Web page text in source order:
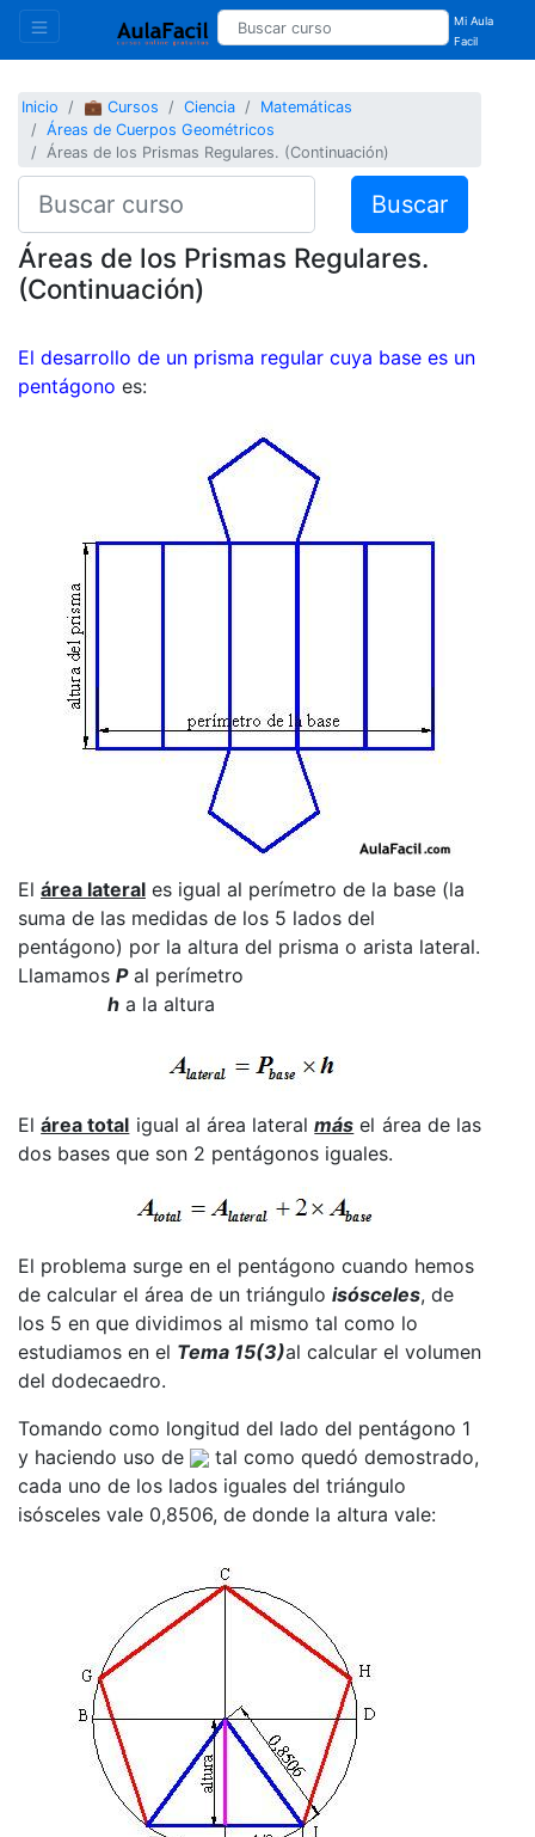
Mi Aula
Facil
Inicio 💼 Cursos Ciencia
Matemáticas
Áreas de Cuerpos Geométricos
Áreas de los Prismas Regulares. (Continuación)
Buscar
Áreas de los Prismas Regulares.
(Continuación)
El desarrollo de un prisma regular cuya base es un
pentágono es:
El área lateral es igual al perímetro de la base (la
suma de las medidas de los 5 lados del
pentágono) por la altura del prisma o arista lateral.
Llamamos Pal perímetro
h a la altura
Elárea total igual al área lateralmás el área de las
dos bases que son 2 pentágonos iguales.
El problema surge en el pentágono cuando hemos
de calcular el área de un triángulo isósceles, de
los 5 en que dividimos al mismo tal como lo
estudiamos en el Tema 15(3)al calcular el volumen
del dodecaedro.
Tomando como longitud del lado del pentágono 1
y haciendo uso de
tal como quedó demostrado,
cada uno de los lados iguales del triángulo
isósceles vale 0,8506, de donde la altura vale: